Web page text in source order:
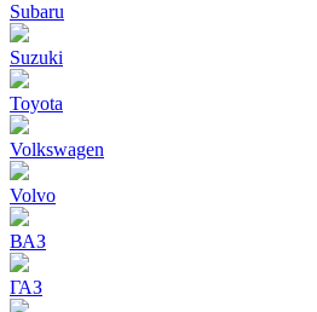
Subaru
Suzuki
Toyota
Volkswagen
Volvo
ВАЗ
ГАЗ